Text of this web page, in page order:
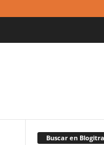
Buscar en